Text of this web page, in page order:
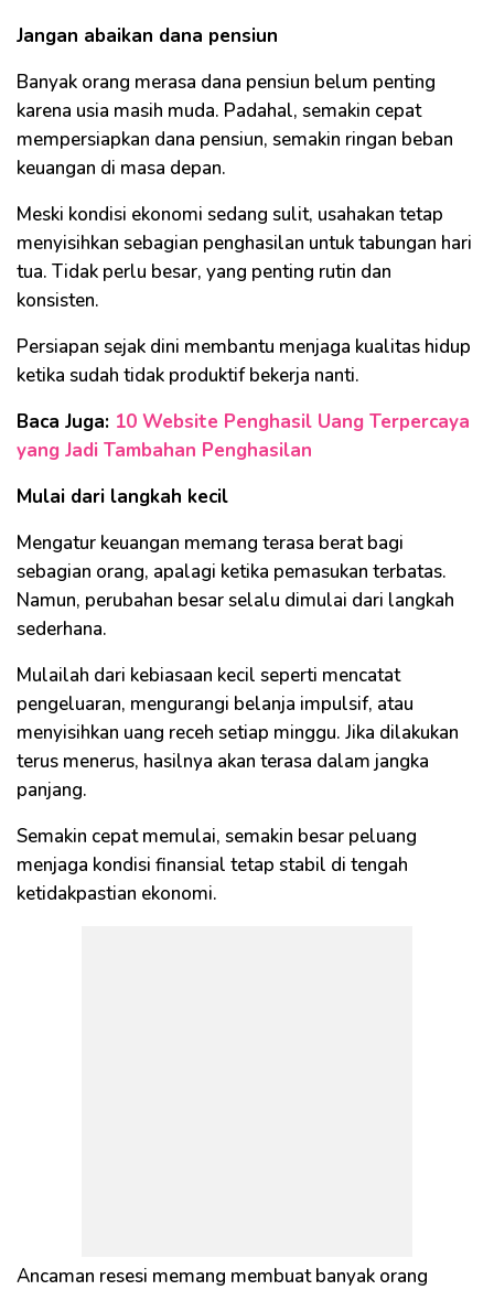
Jangan abaikan dana pensiun
Banyak orang merasa dana pensiun belum penting
karena usia masih muda. Padahal, semakin cepat
mempersiapkan dana pensiun, semakin ringan beban
keuangan di masa depan.
Meski kondisi ekonomi sedang sulit, usahakan tetap
menyisihkan sebagian penghasilan untuk tabungan hari
tua. Tidak perlu besar, yang penting rutin dan
konsisten.
Persiapan sejak dini membantu menjaga kualitas hidup
ketika sudah tidak produktif bekerja nanti.
Baca Juga: 10 Website Penghasil Uang Terpercaya
yang Jadi Tambahan Penghasilan
Mulai dari langkah kecil
Mengatur keuangan memang terasa berat bagi
sebagian orang, apalagi ketika pemasukan terbatas.
Namun, perubahan besar selalu dimulai dari langkah
sederhana.
Mulailah dari kebiasaan kecil seperti mencatat
pengeluaran, mengurangi belanja impulsif, atau
menyisihkan uang receh setiap minggu. Jika dilakukan
terus menerus, hasilnya akan terasa dalam jangka
panjang.
Semakin cepat memulai, semakin besar peluang
menjaga kondisi finansial tetap stabil di tengah
ketidakpastian ekonomi.
Ancaman resesi memang membuat banyak orang